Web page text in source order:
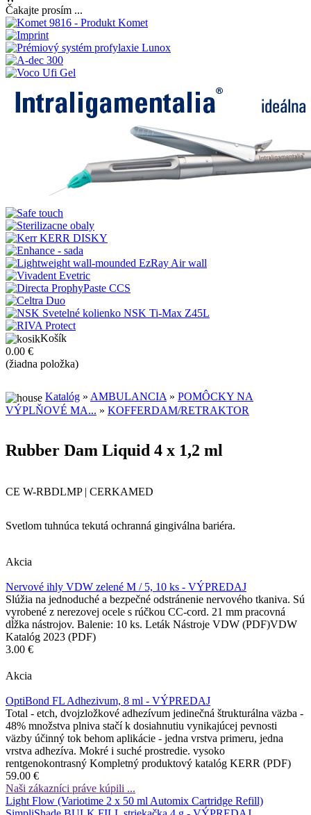
Čakajte prosím ...
Košík
0.00 €
(žiadna položka)
Katalóg » AMBULANCIA » POMÔCKY NA
VÝPLŇOVÉ MA... » KOFFERDAM/RETRAKTOR
Rubber Dam Liquid 4 x 1,2 ml
CE W-RBDLMP | CERKAMED
Svetlom tuhnúca tekutá ochranná gingiválna bariéra.
Akcia
Nervové ihly VDW zelené M / 5, 10 ks - VÝPREDAJ
Slúžia na jednoduché a bezpečné odstránenie nervového tkaniva. Sú
vyrobené z nerezovej ocele s rúčkou CC-cord. 21 mm pracovná
dĺžka nástrojov. Balenie: 10 ks. Leták Nástroje VDW (PDF)VDW
Katalóg 2023 (PDF)
3.00 €
Akcia
OptiBond FL Adhezivum, 8 ml - VÝPREDAJ
Total - etch, dvojzložkové adhezívum jedinečná štrukturálna väzba -
48% množstva plniva stačí k dosiahnutiu vynikajúcej pevnosti
väzby účinný tok behom aplikácie - jedna vrstva primeru, jedna
vrstva adhezíva. Mokré i suché prostredie. vysoko
rentgenokontrasný Kompletný produktový katalóg KERR (PDF)
59.00 €
Naši zákazníci práve kúpili ...
Light Flow (Variotime 2 x 50 ml Automix Cartridge Refill)